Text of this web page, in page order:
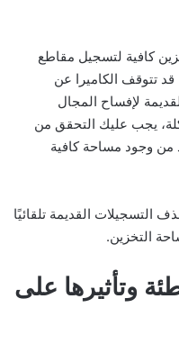
كافية لتسجيل مقاطع
قد تتوقف الكاميرا عن
لإفساح المجال
يجب عليك التحقق من
من وجود مساحة كافية
التسجيلات القديمة تلقائيًا
التخزين.
وتأثيرها على